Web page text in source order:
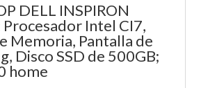
DELL INSPIRON
Procesador Intel CI7,
Memoria, Pantalla de
Disco SSD de 500GB;
home